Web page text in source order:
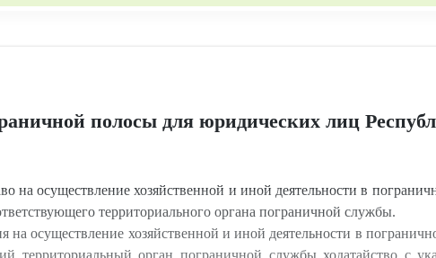
полосы для юридических лиц
на осуществление хозяйственной и иной деятельности в
территориального органа пограничной службы.
осуществление хозяйственной и иной деятельности в
территориальный орган пограничной службы ходатайство с